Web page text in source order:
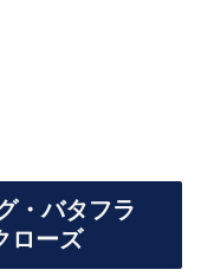
・バタフラ
ローズ